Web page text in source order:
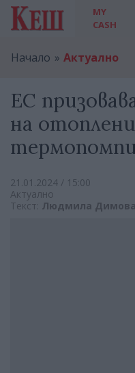
MY
CASH
Начало Актуално
ЕС
на
21.01.2024 / 15:00
Актуално
Текст: Людмила Димова